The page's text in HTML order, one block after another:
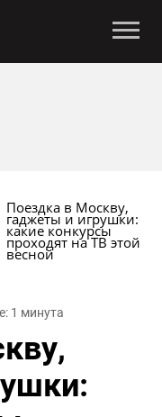
Поездка в Москву,
гаджеты и игрушки:
какие конкурсы
проходят на ТВ этой
весной
1 минута